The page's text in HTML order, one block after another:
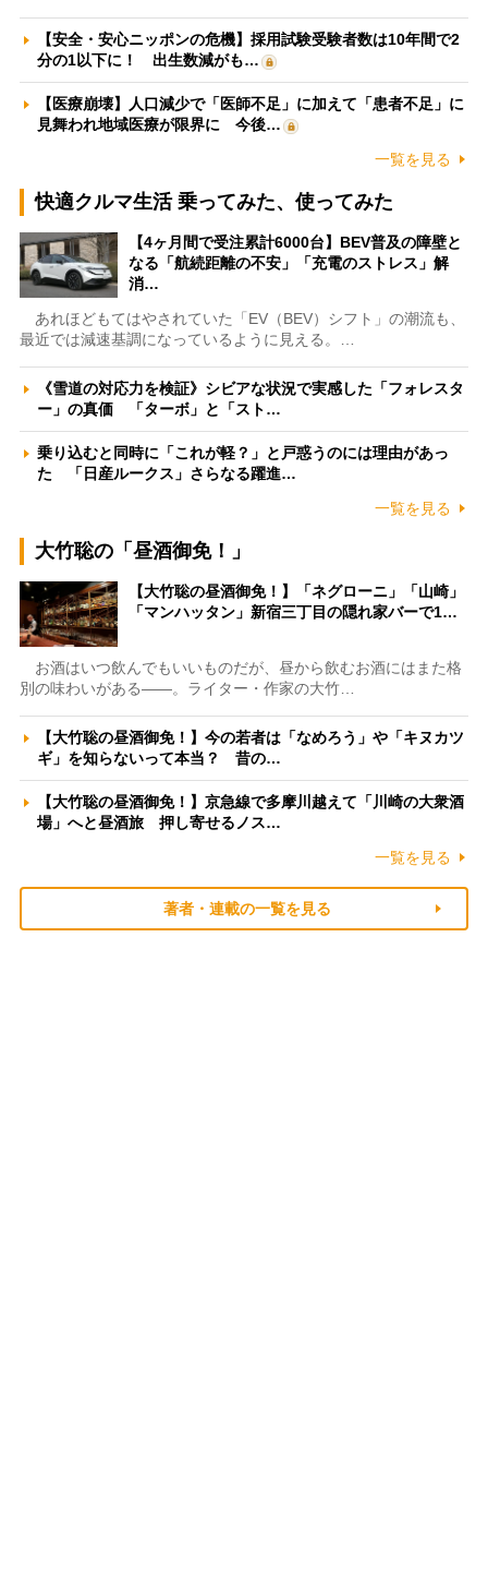
【安全・安心ニッポンの危機】採用試験受験者数は10年間で2
分の1以下に！ 出生数減がも…
【医療崩壊】人口減少で「医師不足」に加えて「患者不足」に
見舞われ地域医療が限界に 今後…
一覧を見る
快適クルマ生活 乗ってみた、使ってみた
【4ヶ月間で受注累計6000台】BEV普及の障壁と
なる「航続距離の不安」「充電のストレス」解
消…
あれほどもてはやされていた「EV（BEV）シフト」の潮流も、
最近では減速基調になっているように見える。…
《雪道の対応力を検証》シビアな状況で実感した「フォレスタ
ー」の真価 「ターボ」と「スト…
乗り込むと同時に「これが軽？」と戸惑うのには理由があっ
た 「日産ルークス」さらなる躍進…
一覧を見る
大竹聡の「昼酒御免！」
【大竹聡の昼酒御免！】「ネグローニ」「山崎」
「マンハッタン」新宿三丁目の隠れ家バーで1…
お酒はいつ飲んでもいいものだが、昼から飲むお酒にはまた格
別の味わいがある――。ライター・作家の大竹…
【大竹聡の昼酒御免！】今の若者は「なめろう」や「キヌカツ
ギ」を知らないって本当？ 昔の…
【大竹聡の昼酒御免！】京急線で多摩川越えて「川崎の大衆酒
場」へと昼酒旅 押し寄せるノス…
一覧を見る
著者・連載の一覧を見る